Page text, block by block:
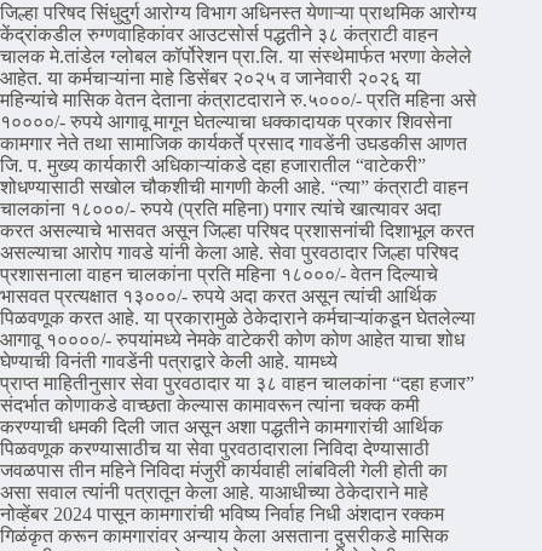
जिल्हा परिषद सिंधुदुर्ग आरोग्य विभाग अधिनस्त येणाऱ्या प्राथमिक आरोग्य
केंद्रांकडील रुग्णवाहिकांवर आउटसोर्स पद्धतीने ३८ कंत्राटी वाहन
चालक मे.तांडेल ग्लोबल कॉर्पोरेशन प्रा.लि. या संस्थेमार्फत भरणा केलेले
आहेत. या कर्मचाऱ्यांना माहे डिसेंबर २०२५ व जानेवारी २०२६ या
महिन्यांचे मासिक वेतन देताना कंत्राटदाराने रु.५०००/- प्रति महिना असे
१००००/- रुपये आगावू मागून घेतल्याचा धक्कादायक प्रकार शिवसेना
कामगार नेते तथा सामाजिक कार्यकर्ते प्रसाद गावडेंनी उघडकीस आणत
जि. प. मुख्य कार्यकारी अधिकाऱ्यांकडे दहा हजारातील “वाटेकरी”
शोधण्यासाठी सखोल चौकशीची मागणी केली आहे. “त्या” कंत्राटी वाहन
चालकांना १८०००/- रुपये (प्रति महिना) पगार त्यांचे खात्यावर अदा
करत असल्याचे भासवत असून जिल्हा परिषद प्रशासनांची दिशाभूल करत
असल्याचा आरोप गावडे यांनी केला आहे. सेवा पुरवठादार जिल्हा परिषद
प्रशासनाला वाहन चालकांना प्रति महिना १८०००/- वेतन दिल्याचे
भासवत प्रत्यक्षात १३०००/- रुपये अदा करत असून त्यांची आर्थिक
पिळवणूक करत आहे. या प्रकारामुळे ठेकेदाराने कर्मचाऱ्यांकडून घेतलेल्या
आगावू १००००/- रुपयांमध्ये नेमके वाटेकरी कोण कोण आहेत याचा शोध
घेण्याची विनंती गावडेंनी पत्राद्वारे केली आहे. यामध्ये
प्राप्त माहितीनुसार सेवा पुरवठादार या ३८ वाहन चालकांना “दहा हजार”
संदर्भात कोणाकडे वाच्छता केल्यास कामावरून त्यांना चक्क कमी
करण्याची धमकी दिली जात असून अशा पद्धतीने कामगारांची आर्थिक
पिळवणूक करण्यासाठीच या सेवा पुरवठादाराला निविदा देण्यासाठी
जवळपास तीन महिने निविदा मंजुरी कार्यवाही लांबविली गेली होती का
असा सवाल त्यांनी पत्रातून केला आहे. याआधीच्या ठेकेदाराने माहे
नोव्हेंबर 2024 पासून कामगारांची भविष्य निर्वाह निधी अंशदान रक्कम
गिळंकृत करून कामगारांवर अन्याय केला असताना दुसरीकडे मासिक